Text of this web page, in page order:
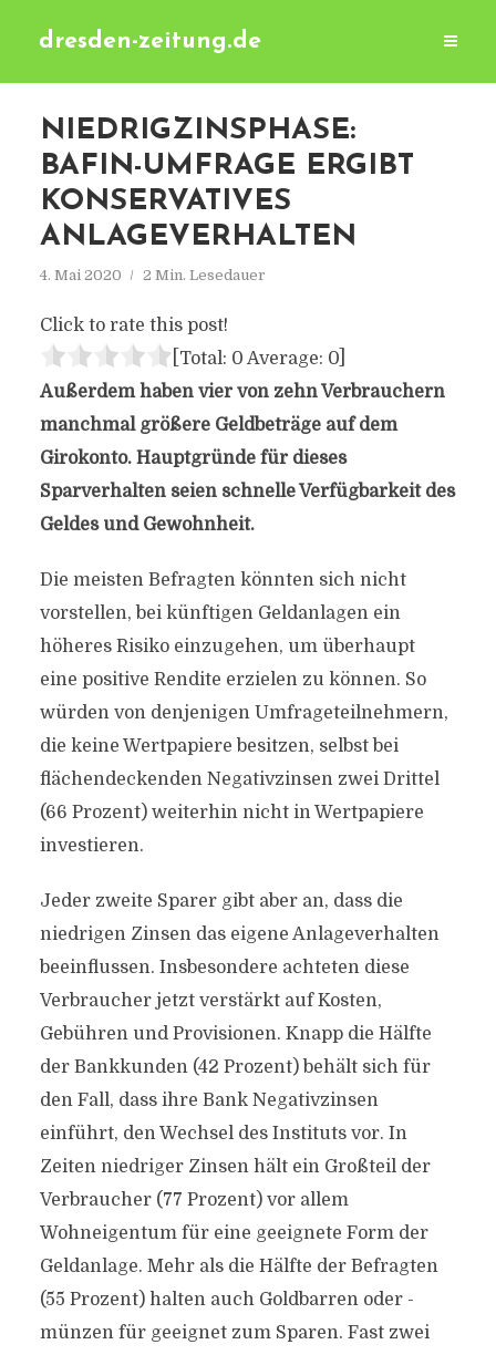
dresden-zeitung.de
NIEDRIGZINSPHASE:
BAFIN-UMFRAGE ERGIBT
KONSERVATIVES
ANLAGEVERHALTEN
4. Mai 2020 2 Min. Lesedauer
Click to rate this post!
[Total: 0 Average: 0]
Außerdem haben vier von zehn Verbrauchern
manchmal größere Geldbeträge auf dem
Girokonto. Hauptgründe für dieses
Sparverhalten seien schnelle Verfügbarkeit des
Geldes und Gewohnheit.
Die meisten Befragten könnten sich nicht
vorstellen, bei künftigen Geldanlagen ein
höheres Risiko einzugehen, um überhaupt
eine positive Rendite erzielen zu können. So
würden von denjenigen Umfrageteilnehmern,
die keine Wertpapiere besitzen, selbst bei
flächendeckenden Negativzinsen zwei Drittel
(66 Prozent) weiterhin nicht in Wertpapiere
investieren.
Jeder zweite Sparer gibt aber an, dass die
niedrigen Zinsen das eigene Anlageverhalten
beeinflussen. Insbesondere achteten diese
Verbraucher jetzt verstärkt auf Kosten,
Gebühren und Provisionen. Knapp die Hälfte
der Bankkunden (42 Prozent) behält sich für
den Fall, dass ihre Bank Negativzinsen
einführt, den Wechsel des Instituts vor. In
Zeiten niedriger Zinsen hält ein Großteil der
Verbraucher (77 Prozent) vor allem
Wohneigentum für eine geeignete Form der
Geldanlage. Mehr als die Hälfte der Befragten
(55 Prozent) halten auch Goldbarren oder -
münzen für geeignet zum Sparen. Fast zwei